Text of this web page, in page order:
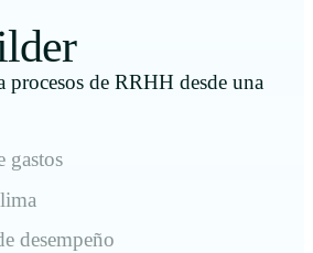
procesos de RRHH desde una
gastos
desempeño